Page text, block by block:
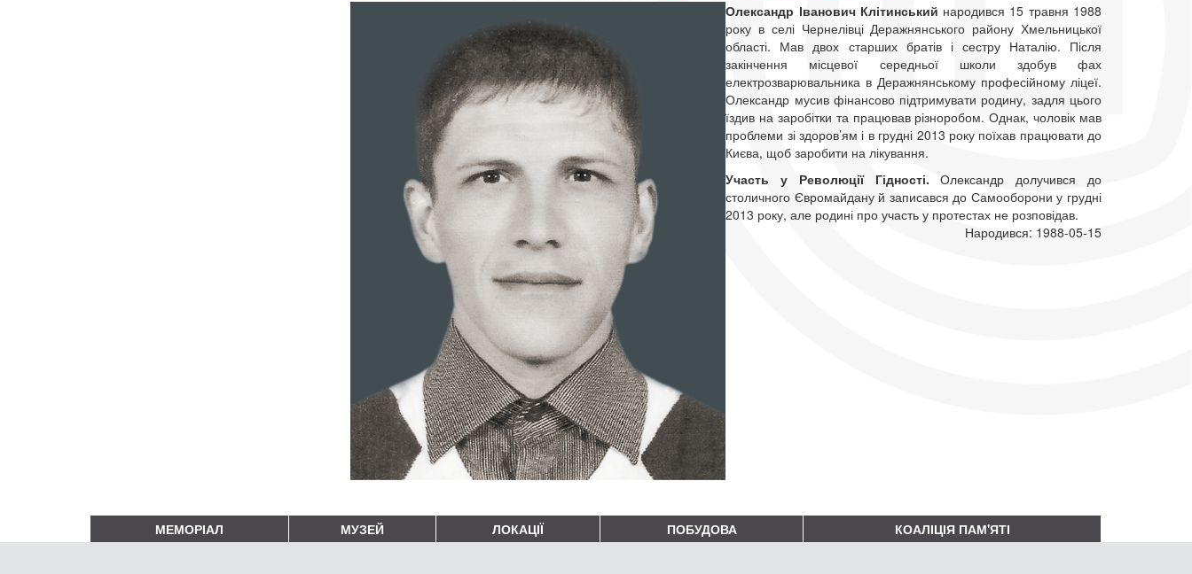
Олександр Іванович Клітинський народився 15 травня 1988
року в селі Чернелівці Деражнянського району Хмельницької
області. Мав двох старших братів і сестру Наталію. Після
закінчення місцевої середньої школи здобув фах
електрозварювальника в Деражнянському професійному ліцеї.
Олександр мусив фінансово підтримувати родину, задля цього
їздив на заробітки та працював різноробом. Однак, чоловік мав
проблеми зі здоров’ям і в грудні 2013 року поїхав працювати до
Києва, щоб заробити на лікування.
Участь у Революції Гідності.Олександр долучився до
столичного Євромайдану й записався до Самооборони у грудні
2013 року, але родині про участь у протестах не розповідав.
Народився: 1988-05-15
МЕМОРІАЛ МУЗЕЙ ЛОКАЦІЇ ПОБУДОВА КОАЛІЦІЯ ПАМ'ЯТІ